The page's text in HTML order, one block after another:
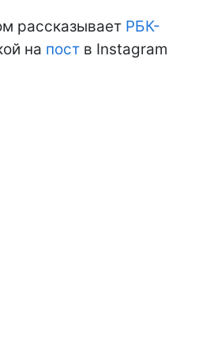
рассказывает РБК-
на пост в Instagram